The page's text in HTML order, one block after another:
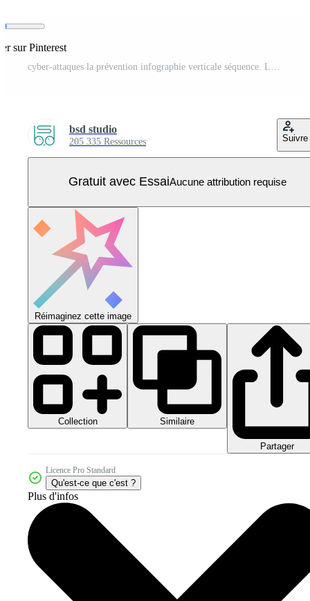
sur Pinterest
bsd studio
205 335 Ressources Suivre
Gratuit avec EssaiAucune attribution requise
Réimaginez cette image
Collection Similaire
Partager
Licence Pro Standard
Qu'est-ce que c'est ?
Plus d'infos